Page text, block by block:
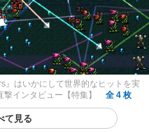
』はいかにして世界的なヒットを実
インタビュー【特集】
全 4 枚
て見る